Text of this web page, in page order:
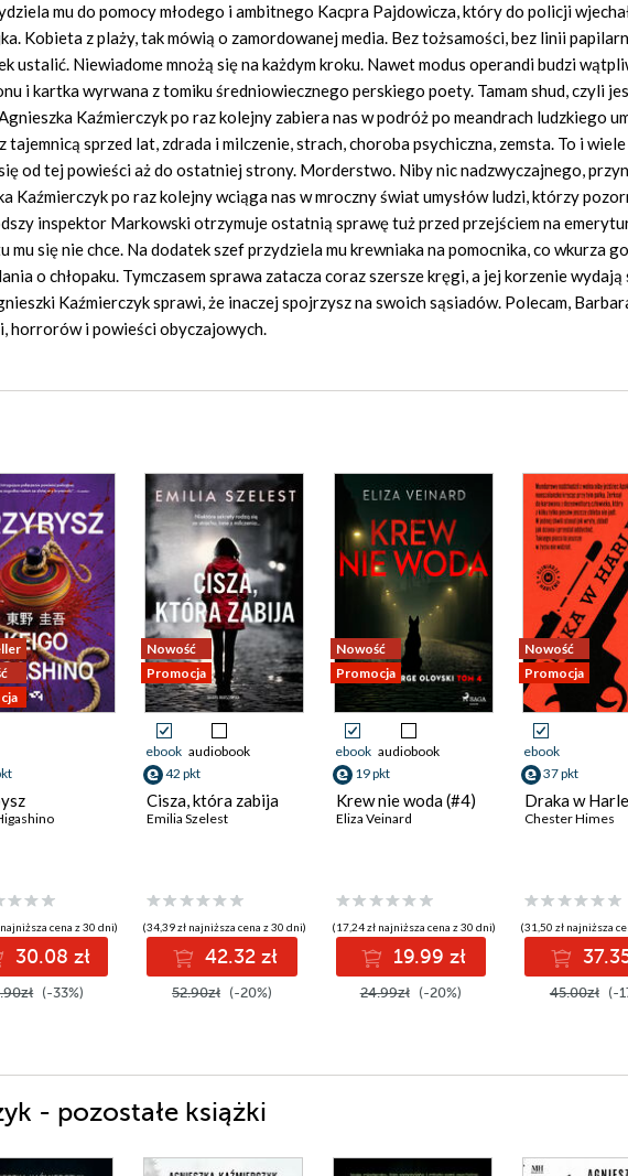
mu do pomocy młodego i ambitnego Kacpra Pajdowicza, który do policji
Kobieta z plaży, tak mówią o zamordowanej media. Bez tożsamości, bez linii
ustalić. Niewiadome mnożą się na każdym kroku. Nawet modus operandi budzi
i kartka wyrwana z tomiku średniowiecznego perskiego poety. Tamam shud, czyli
Kaźmierczyk po raz kolejny zabiera nas w podróż po meandrach ludzkiego
sprzed lat, zdrada i milczenie, strach, choroba psychiczna, zemsta. To i
od tej powieści aż do ostatniej strony. Morderstwo. Niby nic nadzwyczajnego,
Kaźmierczyk po raz kolejny wciąga nas w mroczny świat umysłów ludzi, którzy
inspektor Markowski otrzymuje ostatnią sprawę tuż przed przejściem na
mu się nie chce. Na dodatek szef przydziela mu krewniaka na pomocnika, co wkurza go
o chłopaku. Tymczasem sprawa zatacza coraz szersze kręgi, a jej korzenie
Kaźmierczyk sprawi, że inaczej spojrzysz na swoich sąsiadów. Polecam,
horrorów i powieści obyczajowych.
cena z 30 dni)
30.08 zł
(-33%)
Nowość
Promocja
ebook audiobook
42 pkt
Cisza, która zabija
Emilia Szelest
(34,39 zł najniższa cena z 30 dni)
42.32 zł
52.90zł (-20%)
Nowość
Promocja
ebook audiobook
19 pkt
Krew nie woda (#4)
Eliza Veinard
(17,24 zł najniższa cena z 30 dni)
19.99 zł
24.99zł (-20%)
Nowość
Promocja
ebook
37 pkt
Draka w
Chester Himes
(31,50 zł najniższa
45.00zł (-
- pozostałe książki